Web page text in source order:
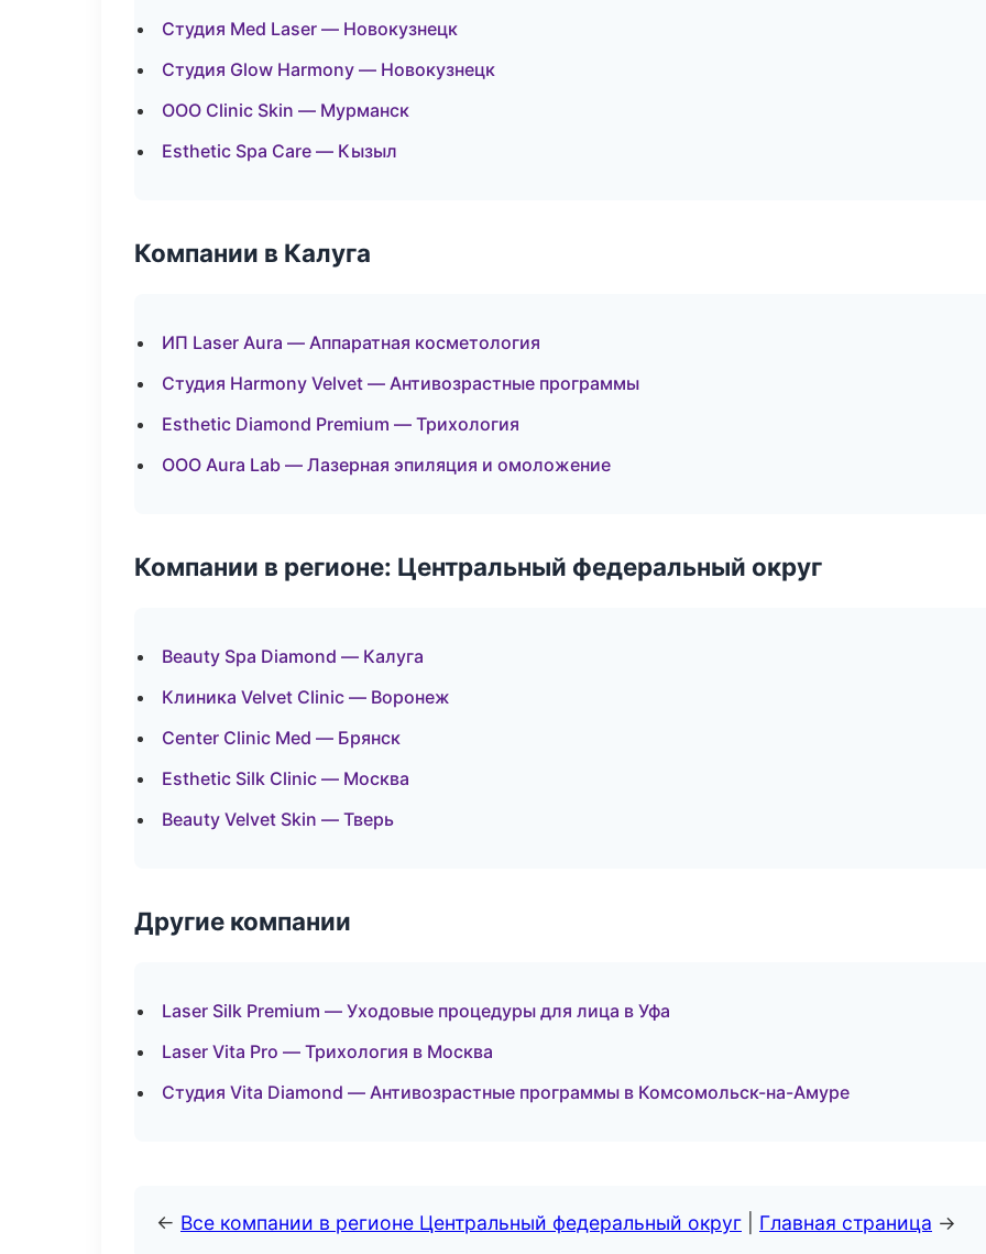
Студия Med Laser — Новокузнецк
Студия Glow Harmony — Новокузнецк
ООО Clinic Skin — Мурманск
Esthetic Spa Care — Кызыл
Компании в Калуга
ИП Laser Aura — Аппаратная косметология
Студия Harmony Velvet — Антивозрастные программы
Esthetic Diamond Premium — Трихология
ООО Aura Lab — Лазерная эпиляция и омоложение
Компании в регионе: Центральный федеральный округ
Beauty Spa Diamond — Калуга
Клиника Velvet Clinic — Воронеж
Center Clinic Med — Брянск
Esthetic Silk Clinic — Москва
Beauty Velvet Skin — Тверь
Другие компании
Laser Silk Premium — Уходовые процедуры для лица в Уфа
Laser Vita Pro — Трихология в Москва
Студия Vita Diamond — Антивозрастные программы в Комсомольск-на-Амуре
← Все компании в регионе Центральный федеральный округ Главная страница →